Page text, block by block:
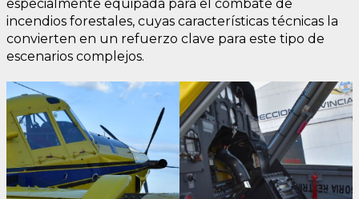
especialmente equipada para el combate de
incendios forestales, cuyas características técnicas la
convierten en un refuerzo clave para este tipo de
escenarios complejos.